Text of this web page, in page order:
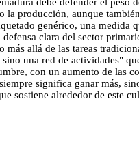
la producción, aunque
genérico, una
clara del sector
allá de las tareas
una red de actividades"
con un aumento de las
significa ganar más,
sostiene alrededor de este